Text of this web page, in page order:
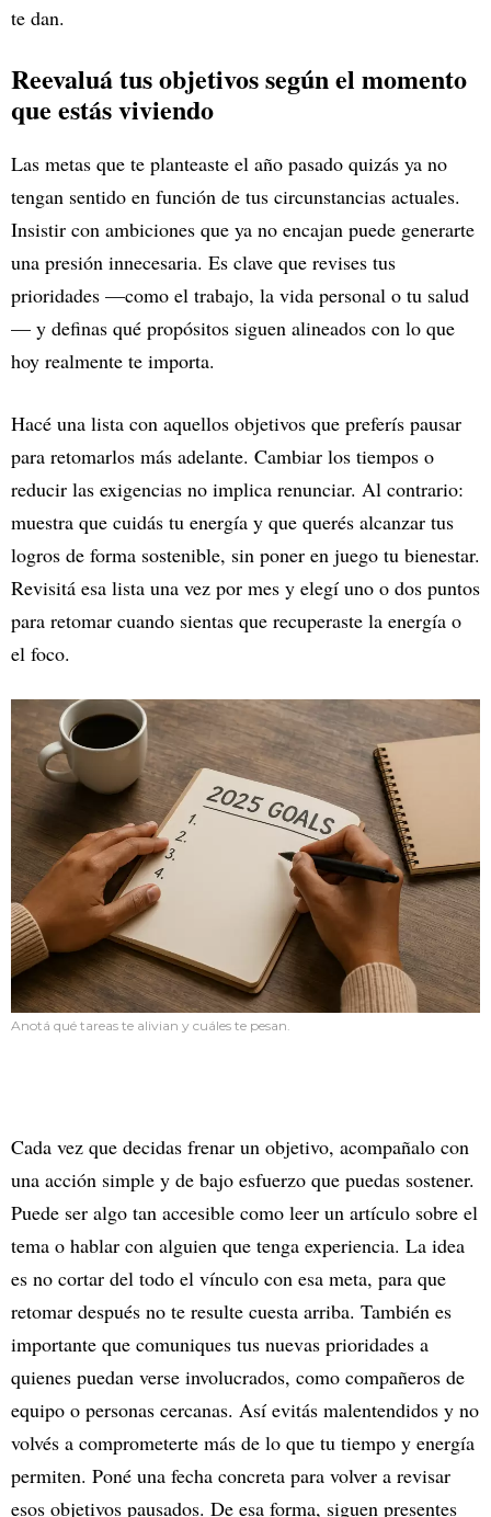
te dan.
Reevaluá tus objetivos según el momento
que estás viviendo
Las metas que te planteaste el año pasado quizás ya no
tengan sentido en función de tus circunstancias actuales.
Insistir con ambiciones que ya no encajan puede generarte
una presión innecesaria. Es clave que revises tus
prioridades —como el trabajo, la vida personal o tu salud
— y definas qué propósitos siguen alineados con lo que
hoy realmente te importa.
Hacé una lista con aquellos objetivos que preferís pausar
para retomarlos más adelante. Cambiar los tiempos o
reducir las exigencias no implica renunciar. Al contrario:
muestra que cuidás tu energía y que querés alcanzar tus
logros de forma sostenible, sin poner en juego tu bienestar.
Revisitá esa lista una vez por mes y elegí uno o dos puntos
para retomar cuando sientas que recuperaste la energía o
el foco.
Anotá qué tareas te alivian y cuáles te pesan.
Cada vez que decidas frenar un objetivo, acompañalo con
una acción simple y de bajo esfuerzo que puedas sostener.
Puede ser algo tan accesible como leer un artículo sobre el
tema o hablar con alguien que tenga experiencia. La idea
es no cortar del todo el vínculo con esa meta, para que
retomar después no te resulte cuesta arriba. También es
importante que comuniques tus nuevas prioridades a
quienes puedan verse involucrados, como compañeros de
equipo o personas cercanas. Así evitás malentendidos y no
volvés a comprometerte más de lo que tu tiempo y energía
permiten. Poné una fecha concreta para volver a revisar
esos objetivos pausados. De esa forma, siguen presentes